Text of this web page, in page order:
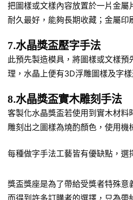
把圖樣或文樣內容放置於一片金
耐久最好，能夠長期收藏；金屬
7.水晶獎盃壓字手法
此預先製造模具，將圖樣或文樣
理，水晶上便有3D浮雕圖樣及字
8.水晶獎盃實木雕刻手法
客製化水晶獎盃若使用到實木材
雕刻出之圖樣為燒酌顏色，使用
每種做字手法工藝皆有優缺點，
獎盃獎座是為了帶給受獎者特殊